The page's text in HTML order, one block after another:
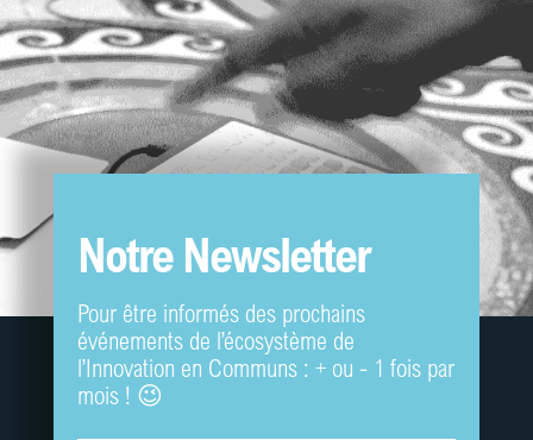
Notre Newsletter
Pour être informés des prochains
événements de l’écosystème de
l’Innovation en Communs : + ou - 1 fois par
mois ! 😉